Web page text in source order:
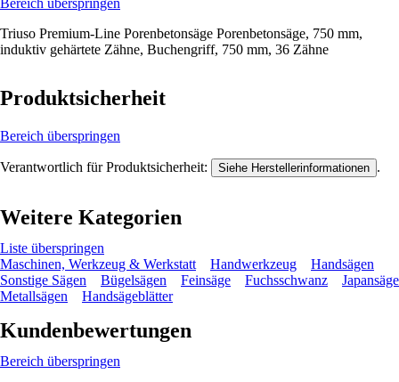
Triuso Premium-Line Porenbetonsäge Porenbetonsäge, 750 mm,
induktiv gehärtete Zähne, Buchengriff, 750 mm, 36 Zähne
Produktsicherheit
Bereich überspringen
Verantwortlich für Produktsicherheit: Siehe Herstellerinformationen .
Weitere Kategorien
Liste überspringen
Maschinen, Werkzeug & Werkstatt
Handwerkzeug
Handsägen
Sonstige Sägen
Bügelsägen Feinsäge Fuchsschwanz
Japansäge
Metallsägen
Handsägeblätter
Kundenbewertungen
Bereich überspringen